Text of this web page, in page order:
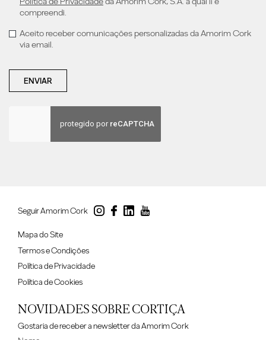
compreendi.
Aceito receber comunicações personalizadas da Amorim Cork
via email.
ENVIAR
Seguir Amorim Cork
Mapa do Site
Termos e Condições
Política de Privacidade
Política de Cookies
NOVIDADES SOBRE CORTIÇA
Gostaria de receber a newsletter da Amorim Cork